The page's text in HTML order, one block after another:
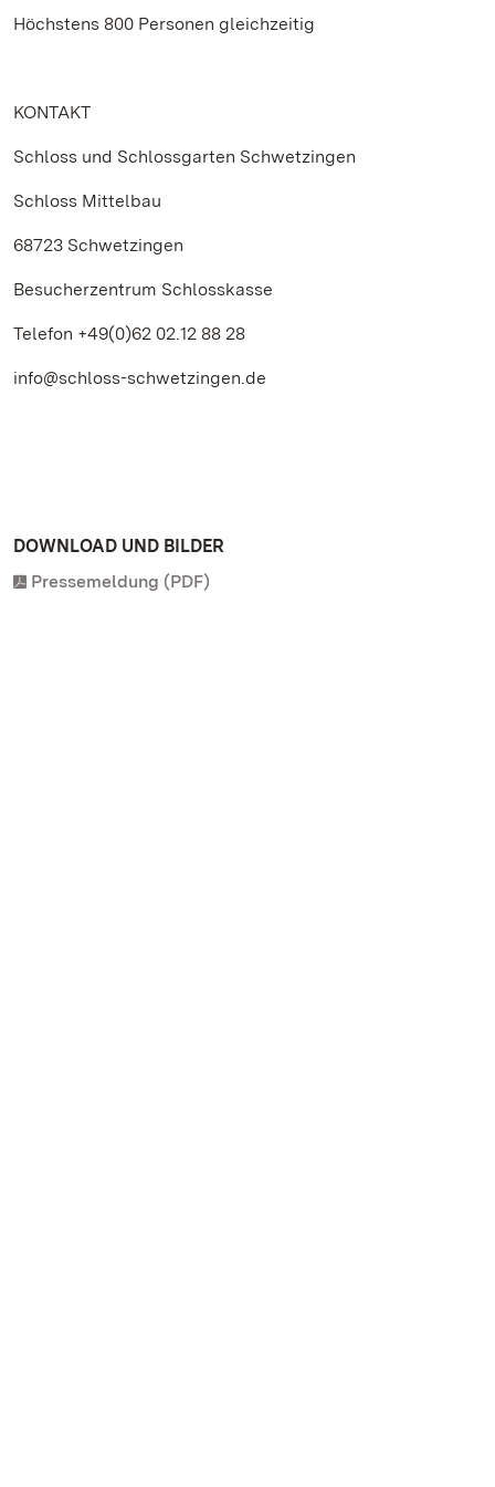
Höchstens 800 Personen gleichzeitig
KONTAKT
Schloss und Schlossgarten Schwetzingen
Schloss Mittelbau
68723 Schwetzingen
Besucherzentrum Schlosskasse
Telefon +49(0)62 02.12 88 28
info@schloss-schwetzingen.de
DOWNLOAD UND BILDER
Pressemeldung (PDF)